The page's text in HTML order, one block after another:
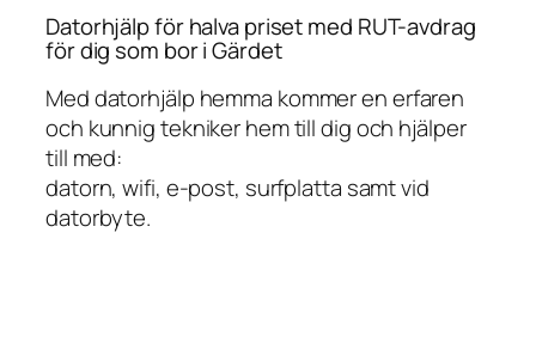
Datorhjälp för halva priset med RUT-avdrag
för dig som bor i Gärdet
Med datorhjälp hemma kommer en erfaren
och kunnig tekniker hem till dig och hjälper
till med:
datorn, wifi, e-post, surfplatta samt vid
datorbyte.